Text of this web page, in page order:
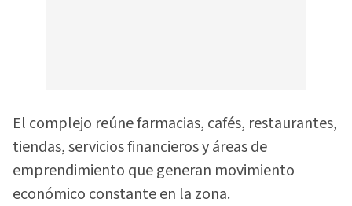
El complejo reúne farmacias, cafés, restaurantes,
tiendas, servicios financieros y áreas de
emprendimiento que generan movimiento
económico constante en la zona.